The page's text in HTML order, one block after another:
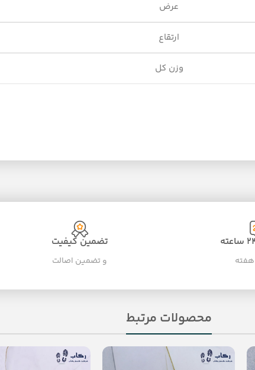
عرض
ارتقاع
وزن کل
تضمین کیفیت
و تضمین اصالت
محصولات مرتبط